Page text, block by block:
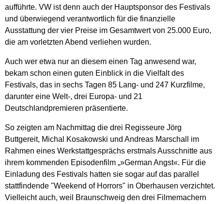
aufführte. VW ist denn auch der Hauptsponsor des Festivals
und überwiegend verantwortlich für die finanzielle
Ausstattung der vier Preise im Gesamtwert von 25.000 Euro,
die am vorletzten Abend verliehen wurden.
Auch wer etwa nur an diesem einen Tag anwesend war,
bekam schon einen guten Einblick in die Vielfalt des
Festivals, das in sechs Tagen 85 Lang- und 247 Kurzfilme,
darunter eine Welt-, drei Europa- und 21
Deutschlandpremieren präsentierte.
So zeigten am Nachmittag die drei Regisseure Jörg
Buttgereit, Michal Kosakowski und Andreas Marschall im
Rahmen eines Werkstattgesprächs erstmals Ausschnitte aus
ihrem kommenden Episodenfilm „»German Angst«. Für die
Einladung des Festivals hatten sie sogar auf das parallel
stattfindende "Weekend of Horrors" in Oberhausen verzichtet.
Vielleicht auch, weil Braunschweig den drei Filmemachern